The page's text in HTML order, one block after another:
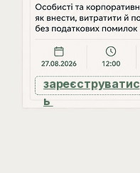
зареєструватис
ь